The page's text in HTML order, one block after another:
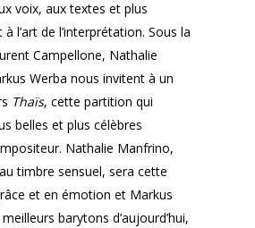
voix, aux textes et plus
l’art de l’interprétation. Sous la
Campellone, Nathalie
Werba nous invitent à un
Thaïs, cette partition qui
belles et plus célèbres
Nathalie Manfrino,
timbre sensuel, sera cette
et en émotion et Markus
barytons d’aujourd’hui,